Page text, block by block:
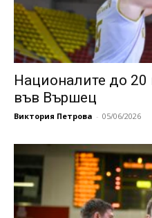
Националите до 20
във Вършец
Виктория Петрова - 05/06/2026